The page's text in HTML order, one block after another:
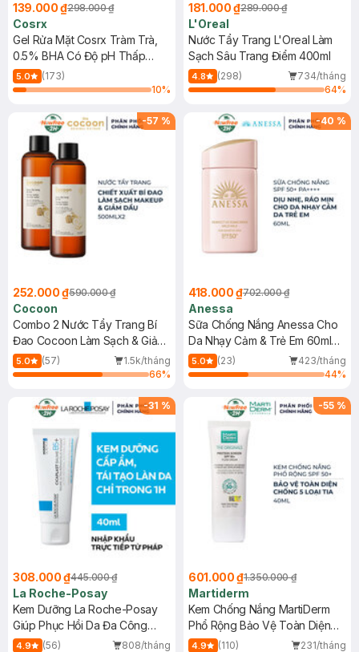
139.000 ₫298.000 ₫
Cosrx
Gel Rửa Mặt Cosrx Tràm Trà,
0.5% BHA Có Độ pH Thấp
150ml
5.0
(173)
10%
181.000 ₫289.000 ₫
L'Oreal
Nước Tẩy Trang L'Oreal Làm
Sạch Sâu Trang Điểm 400ml
4.8 (298)
734/tháng
64%
-57 %
252.000 ₫590.000 ₫
Cocoon
Combo 2 Nước Tẩy Trang Bí
Đao Cocoon Làm Sạch & Giảm
Dầu 500ml
5.0 (57)
1.5k/tháng
66%
-40 %
418.000 ₫702.000 ₫
Anessa
Sữa Chống Nắng Anessa Cho
Da Nhạy Cảm & Trẻ Em 60ml
(Mới)
5.0 (23)
423/tháng
44%
-31 %
308.000 ₫445.000 ₫
La Roche-Posay
Kem Dưỡng La Roche-Posay
Giúp Phục Hồi Da Đa Công
Dụng 40ml
4.9 (56)
808/tháng
-55 %
601.000 ₫1.350.000 ₫
Martiderm
Kem Chống Nắng MartiDerm
Phổ Rộng Bảo Vệ Toàn Diện
40ml
4.9 (110)
231/tháng